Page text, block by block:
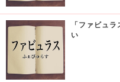
「ファビュ
い